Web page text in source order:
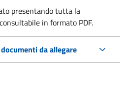
presentando tutta la
in formato PDF.
da allegare